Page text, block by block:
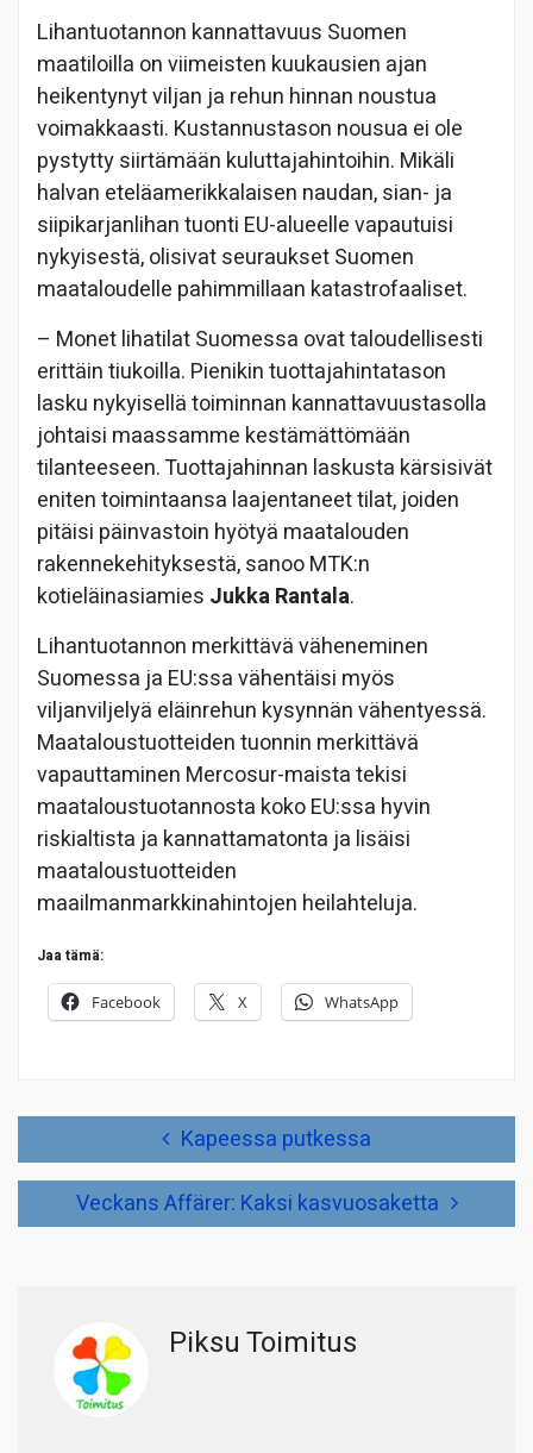
Lihantuotannon kannattavuus Suomen
maatiloilla on viimeisten kuukausien ajan
heikentynyt viljan ja rehun hinnan noustua
voimakkaasti. Kustannustason nousua ei ole
pystytty siirtämään kuluttajahintoihin. Mikäli
halvan eteläamerikkalaisen naudan, sian- ja
siipikarjanlihan tuonti EU-alueelle vapautuisi
nykyisestä, olisivat seuraukset Suomen
maataloudelle pahimmillaan katastrofaaliset.
– Monet lihatilat Suomessa ovat taloudellisesti
erittäin tiukoilla. Pienikin tuottajahintatason
lasku nykyisellä toiminnan kannattavuustasolla
johtaisi maassamme kestämättömään
tilanteeseen. Tuottajahinnan laskusta kärsisivät
eniten toimintaansa laajentaneet tilat, joiden
pitäisi päinvastoin hyötyä maatalouden
rakennekehityksestä, sanoo MTK:n
kotieläinasiamies Jukka Rantala.
Lihantuotannon merkittävä väheneminen
Suomessa ja EU:ssa vähentäisi myös
viljanviljelyä eläinrehun kysynnän vähentyessä.
Maataloustuotteiden tuonnin merkittävä
vapauttaminen Mercosur-maista tekisi
maataloustuotannosta koko EU:ssa hyvin
riskialtista ja kannattamatonta ja lisäisi
maataloustuotteiden
maailmanmarkkinahintojen heilahteluja.
Jaa tämä:
Facebook X WhatsApp
Kapeessa putkessa
Veckans Affärer: Kaksi kasvuosaketta
Piksu Toimitus